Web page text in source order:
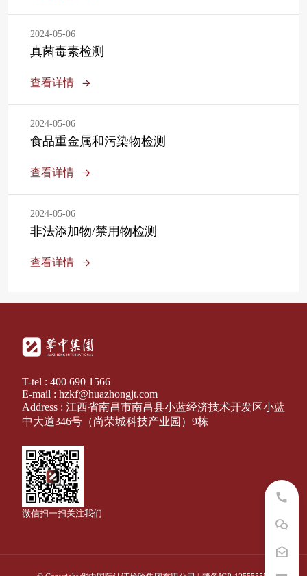
2024-05-06
真菌毒素检测
查看详情
2024-05-06
食品重金属和污染物检测
查看详情
2024-05-06
非法添加物/禁用物检测
查看详情
T-tel : 400 690 1566
E-mail : hzkf@huazhongjt.com
Address : 江西省南昌市南昌县小蓝经济技术开发区小蓝
中大道346号（尚荣城科技产业园）9栋
微信扫一扫关注我们